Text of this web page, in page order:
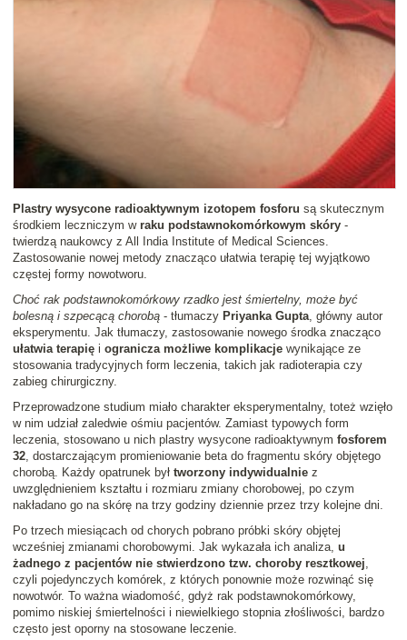
Plastry wysycone radioaktywnym izotopem fosforu są skutecznym
środkiem leczniczym w raku podstawnokomórkowym skóry -
twierdzą naukowcy z All India Institute of Medical Sciences.
Zastosowanie nowej metody znacząco ułatwia terapię tej wyjątkowo
częstej formy nowotworu.
Choć rak podstawnokomórkowy rzadko jest śmiertelny, może być
bolesną i szpecącą chorobą - tłumaczy Priyanka Gupta, główny autor
eksperymentu. Jak tłumaczy, zastosowanie nowego środka znacząco
ułatwia terapię i ogranicza możliwe komplikacje wynikające ze
stosowania tradycyjnych form leczenia, takich jak radioterapia czy
zabieg chirurgiczny.
Przeprowadzone studium miało charakter eksperymentalny, toteż wzięło
w nim udział zaledwie ośmiu pacjentów. Zamiast typowych form
leczenia, stosowano u nich plastry wysycone radioaktywnym fosforem
32, dostarczającym promieniowanie beta do fragmentu skóry objętego
chorobą. Każdy opatrunek był tworzony indywidualnie z
uwzględnieniem kształtu i rozmiaru zmiany chorobowej, po czym
nakładano go na skórę na trzy godziny dziennie przez trzy kolejne dni.
Po trzech miesiącach od chorych pobrano próbki skóry objętej
wcześniej zmianami chorobowymi. Jak wykazała ich analiza, u
żadnego z pacjentów nie stwierdzono tzw. choroby resztkowej,
czyli pojedynczych komórek, z których ponownie może rozwinąć się
nowotwór. To ważna wiadomość, gdyż rak podstawnokomórkowy,
pomimo niskiej śmiertelności i niewielkiego stopnia złośliwości, bardzo
często jest oporny na stosowane leczenie.